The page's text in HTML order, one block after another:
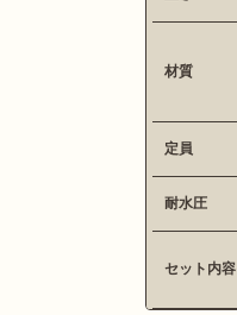
材質
定員
耐水圧
セット内容